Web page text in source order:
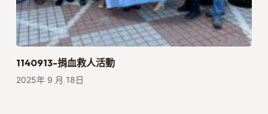
1140913-捐血救人活動
2025年 9 月 18日